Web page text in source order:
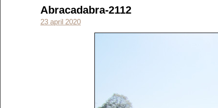
Abracadabra-2112
23 april 2020